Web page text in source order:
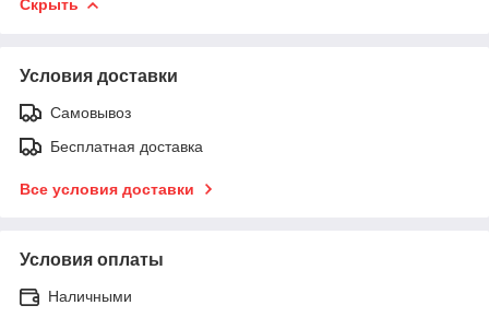
Скрыть
Условия доставки
Самовывоз
Бесплатная доставка
Все условия доставки
Условия оплаты
Наличными